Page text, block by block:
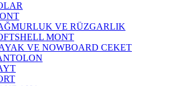
VE RÜZGARLIK
MONT
VE NOWBOARD CEKET